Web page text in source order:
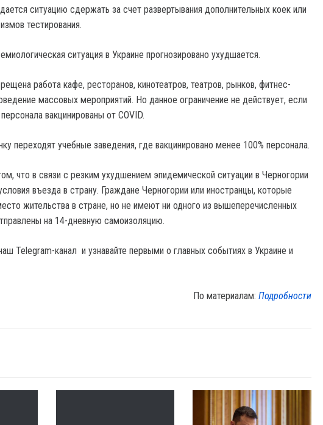
ситуацию сдержать за счет развертывания дополнительных коек или
тестирования.
ситуация в Украине прогнозировано ухудшается.
работа кафе, ресторанов, кинотеатров, театров, рынков, фитнес-
массовых мероприятий. Но данное ограничение не действует, если
вакцинированы от COVID.
переходят учебные заведения, где вакцинировано менее 100% персонала.
что в связи с резким ухудшением эпидемической ситуации в Черногории
въезда в страну. Граждане Черногории или иностранцы, которые
жительства в стране, но не имеют ни одного из вышеперечисленных
на 14-дневную самоизоляцию.
Telegram-канал и узнавайте первыми о главных событиях в Украине и
По материалам:Подробности